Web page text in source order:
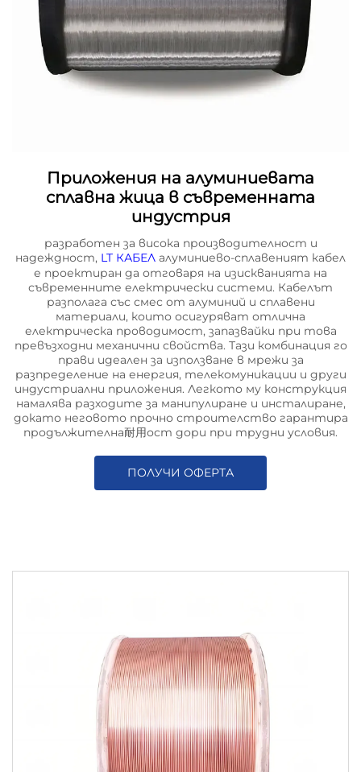
Приложения на алуминиевата
сплавна жица в съвременната
индустрия
разработен за висока производителност и
надеждност, LT КАБЕЛ алуминиево-сплавеният кабел
е проектиран да отговаря на изискванията на
съвременните електрически системи. Кабелът
разполага със смес от алуминий и сплавени
материали, които осигуряват отлична
електрическа проводимост, запазвайки при това
превъзходни механични свойства. Тази комбинация го
прави идеален за използване в мрежи за
разпределение на енергия, телекомуникации и други
индустриални приложения. Легкото му конструкция
намалява разходите за манипулиране и инсталиране,
докато неговото прочно строителство гарантира
продължителна耐用ост дори при трудни условия.
ПОЛУЧИ ОФЕРТА